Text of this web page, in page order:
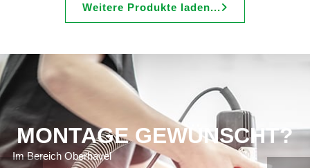
Weitere Produkte laden...
MONTAGE GEWÜNSCHT?
Im Bereich Oberhavel